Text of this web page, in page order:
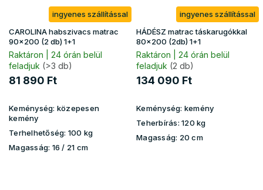
ingyenes szállítással
CAROLINA habszivacs matrac
90x200 (2 db) 1+1
Raktáron | 24 órán belül
feladjuk (>3 db)
81 890 Ft
Keménység: közepesen
kemény
Terhelhetőség: 100 kg
Magasság: 16 / 21 cm
ingyenes szállítással
HÁDÉSZ matrac táskarugókkal
80x200 (2db) 1+1
Raktáron | 24 órán belül
feladjuk (2 db)
134 090 Ft
Keménység: kemény
Teherbírás: 120 kg
Magasság: 20 cm